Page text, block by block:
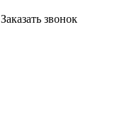
Заказать звонок